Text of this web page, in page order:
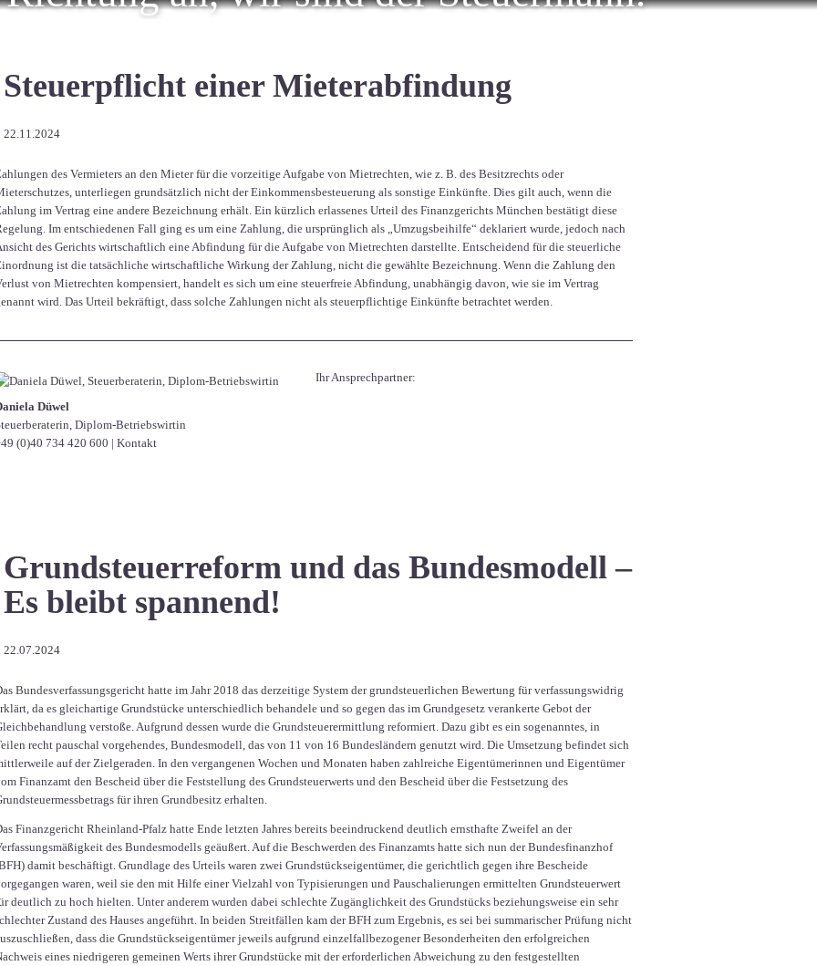
Steuerpflicht einer Mieterabfindung
22.11.2024
des Vermieters an den Mieter für die vorzeitige Aufgabe von Mietrechten, wie z. B. des Besitzrechts oder
unterliegen grundsätzlich nicht der Einkommensbesteuerung als sonstige Einkünfte. Dies gilt auch, wenn die
im Vertrag eine andere Bezeichnung erhält. Ein kürzlich erlassenes Urteil des Finanzgerichts München bestätigt diese
Im entschiedenen Fall ging es um eine Zahlung, die ursprünglich als „Umzugsbeihilfe“ deklariert wurde, jedoch nach
des Gerichts wirtschaftlich eine Abfindung für die Aufgabe von Mietrechten darstellte. Entscheidend für die steuerliche
ist die tatsächliche wirtschaftliche Wirkung der Zahlung, nicht die gewählte Bezeichnung. Wenn die Zahlung den
von Mietrechten kompensiert, handelt es sich um eine steuerfreie Abfindung, unabhängig davon, wie sie im Vertrag
wird. Das Urteil bekräftigt, dass solche Zahlungen nicht als steuerpflichtige Einkünfte betrachtet werden.
Ihr Ansprechpartner:
Düwel
Diplom-Betriebswirtin
(0)40 734 420 600 | Kontakt
Grundsteuerreform und das Bundesmodell –
Es bleibt spannend!
22.07.2024
Bundesverfassungsgericht hatte im Jahr 2018 das derzeitige System der grundsteuerlichen Bewertung für verfassungswidrig
da es gleichartige Grundstücke unterschiedlich behandele und so gegen das im Grundgesetz verankerte Gebot der
verstoße. Aufgrund dessen wurde die Grundsteuerermittlung reformiert. Dazu gibt es ein sogenanntes, in
recht pauschal vorgehendes, Bundesmodell, das von 11 von 16 Bundesländern genutzt wird. Die Umsetzung befindet sich
auf der Zielgeraden. In den vergangenen Wochen und Monaten haben zahlreiche Eigentümerinnen und Eigentümer
Finanzamt den Bescheid über die Feststellung des Grundsteuerwerts und den Bescheid über die Festsetzung des
für ihren Grundbesitz erhalten.
Finanzgericht Rheinland-Pfalz hatte Ende letzten Jahres bereits beeindruckend deutlich ernsthafte Zweifel an der
des Bundesmodells geäußert. Auf die Beschwerden des Finanzamts hatte sich nun der Bundesfinanzhof
damit beschäftigt. Grundlage des Urteils waren zwei Grundstückseigentümer, die gerichtlich gegen ihre Bescheide
waren, weil sie den mit Hilfe einer Vielzahl von Typisierungen und Pauschalierungen ermittelten Grundsteuerwert
deutlich zu hoch hielten. Unter anderem wurden dabei schlechte Zugänglichkeit des Grundstücks beziehungsweise ein sehr
Zustand des Hauses angeführt. In beiden Streitfällen kam der BFH zum Ergebnis, es sei bei summarischer Prüfung nicht
dass die Grundstückseigentümer jeweils aufgrund einzelfallbezogener Besonderheiten den erfolgreichen
eines niedrigeren gemeinen Werts ihrer Grundstücke mit der erforderlichen Abweichung zu den festgestellten